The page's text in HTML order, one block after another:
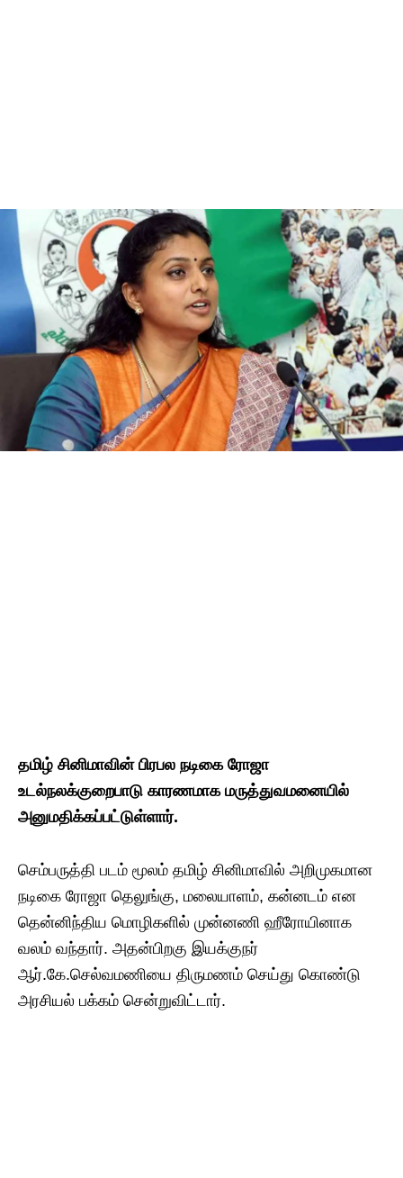
தமிழ் சினிமாவின் பிரபல நடிகை ரோஜா
உடல்நலக்குறைபாடு காரணமாக மருத்துவமனையில்
அனுமதிக்கப்பட்டுள்ளார்.
செம்பருத்தி படம் மூலம் தமிழ் சினிமாவில் அறிமுகமான
நடிகை ரோஜா தெலுங்கு, மலையாளம், கன்னடம் என
தென்னிந்திய மொழிகளில் முன்னணி ஹீரோயினாக
வலம் வந்தார். அதன்பிறகு இயக்குநர்
ஆர்.கே.செல்வமணியை திருமணம் செய்து கொண்டு
அரசியல் பக்கம் சென்றுவிட்டார்.